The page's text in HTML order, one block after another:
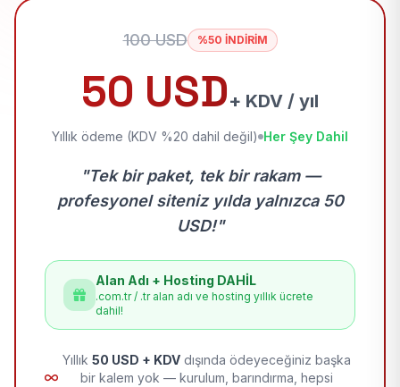
100 USD %50 İNDİRİM
50 USD+ KDV / yıl
Yıllık ödeme (KDV %20 dahil değil) Her Şey Dahil
"Tek bir paket, tek bir rakam —
profesyonel siteniz yılda yalnızca 50
USD!"
Alan Adı + Hosting DAHİL
.com.tr / .tr alan adı ve hosting yıllık ücrete
dahil!
Yıllık 50 USD + KDV dışında ödeyeceğiniz başka
bir kalem yok — kurulum, barındırma, hepsi